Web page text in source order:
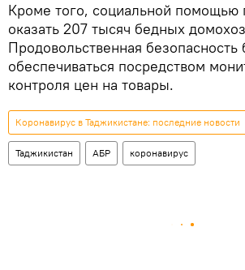
Кроме того, социальной помощью
оказать 207 тысяч бедных
Продовольственная безопасность
обеспечиваться посредством
контроля цен на товары.
Коронавирус в Таджикистане: последние новости
Таджикистан АБР коронавирус